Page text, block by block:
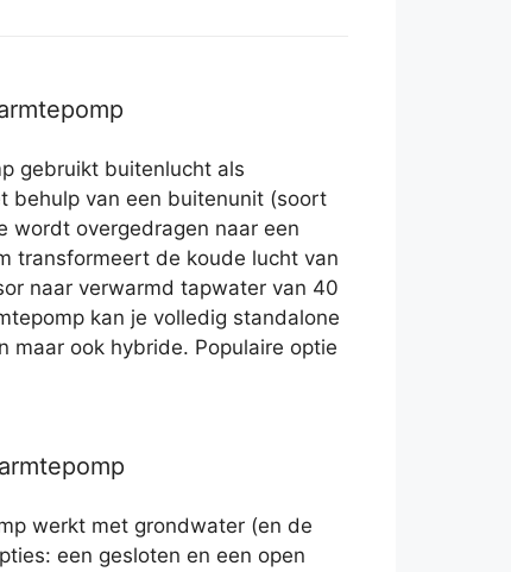
gebruikt buitenlucht als
behulp van een buitenunit (soort
wordt overgedragen naar een
transformeert de koude lucht van
naar verwarmd tapwater van 40
kan je volledig standalone
maar ook hybride. Populaire optie
werkt met grondwater (en de
een gesloten en een open